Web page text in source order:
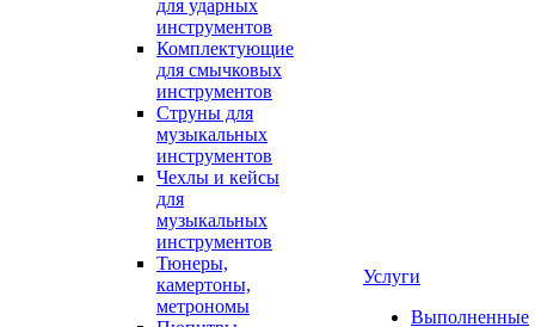
для ударных
инструментов
Комплектующие
для смычковых
инструментов
Струны для
музыкальных
инструментов
Чехлы и кейсы
для
музыкальных
инструментов
Тюнеры,
камертоны,
метрономы
Услуги
Выполненные